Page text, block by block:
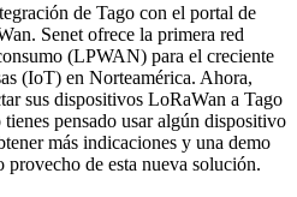
de Tago con el portal de
Senet ofrece la primera red
(LPWAN) para el creciente
(IoT) en Norteamérica. Ahora,
sus dispositivos LoRaWan a Tago
pensado usar algún dispositivo
más indicaciones y una demo
provecho de esta nueva solución.